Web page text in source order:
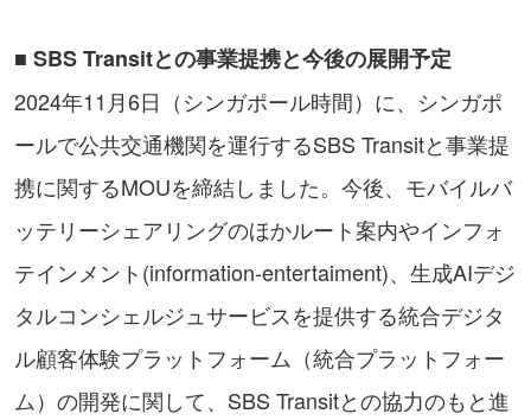
■ SBS Transitとの事業提携と今後の展開予定
2024年11月6日（シンガポール時間）に、シンガポ
ールで公共交通機関を運行するSBS Transitと事業提
携に関するMOUを締結しました。今後、モバイルバ
ッテリーシェアリングのほかルート案内やインフォ
テインメント(information-entertaiment)、生成AIデジ
タルコンシェルジュサービスを提供する統合デジタ
ル顧客体験プラットフォーム（統合プラットフォー
ム）の開発に関して、SBS Transitとの協力のもと進